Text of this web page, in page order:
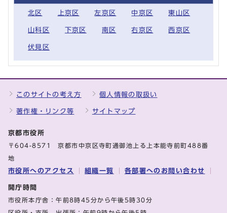
北区 上京区 左京区 中京区 東山区
山科区 下京区 南区 右京区 西京区
伏見区
このサイトの考え方 個人情報の取扱い
著作権・リンク等 サイトマップ
京都市役所
〒604-8571 京都市中京区寺町通御池上る上本能寺前町488番
地
市役所へのアクセス 組織一覧 各部署へのお問い合わせ
開庁時間
市役所本庁舎：午前8時45分から午後5時30分